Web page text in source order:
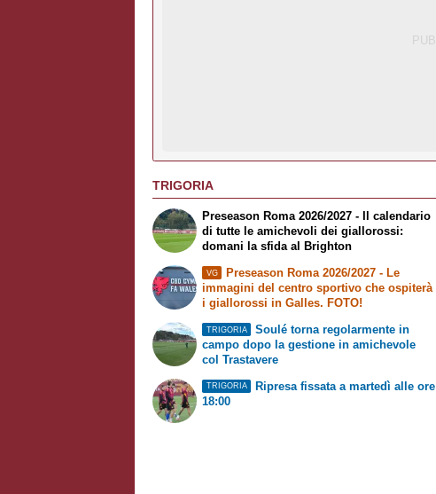
TRIGORIA
Preseason Roma 2026/2027 - Il calendario
di tutte le amichevoli dei giallorossi:
domani la sfida al Brighton
VG
Preseason Roma 2026/2027 - Le
immagini del centro sportivo che ospiterà
i giallorossi in Galles. FOTO!
TRIGORIA
Soulé torna regolarmente in
campo dopo la gestione in amichevole
col Trastavere
TRIGORIA
Ripresa fissata a martedì alle ore
18:00